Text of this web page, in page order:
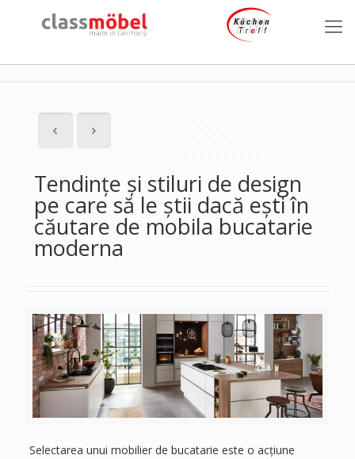
Tendințe și stiluri de design
pe care să le știi dacă ești în
căutare de mobila bucatarie
moderna
Selectarea unui mobilier de bucatarie este o acțiune